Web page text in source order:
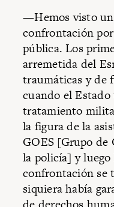
—Hemos visto
confrontación
pública. Los
arremetida del
traumáticas y de
cuando el
tratamiento
la figura de la
GOES [Grupo de
la policía] y
confrontación se
siquiera había